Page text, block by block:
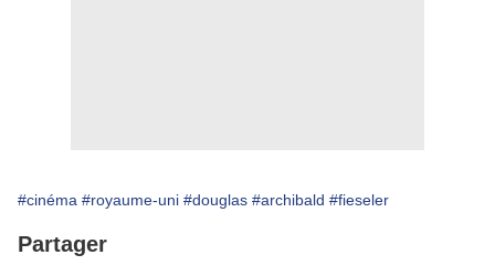
#cinéma #royaume-uni #douglas #archibald #fieseler
Partager